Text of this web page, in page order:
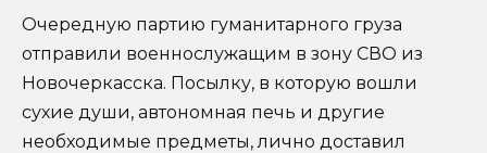
Очередную партию гуманитарного груза
отправили военнослужащим в зону СВО из
Новочеркасска. Посылку, в которую вошли
сухие души, автономная печь и другие
необходимые предметы, лично доставил